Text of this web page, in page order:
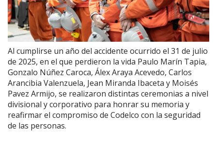
Al cumplirse un año del accidente ocurrido el 31 de julio
de 2025, en el que perdieron la vida Paulo Marín Tapia,
Gonzalo Núñez Caroca, Álex Araya Acevedo, Carlos
Arancibia Valenzuela, Jean Miranda Ibaceta y Moisés
Pavez Armijo, se realizaron distintas ceremonias a nivel
divisional y corporativo para honrar su memoria y
reafirmar el compromiso de Codelco con la seguridad
de las personas.